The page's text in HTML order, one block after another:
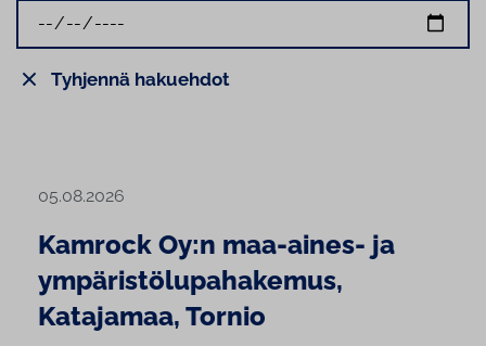
05.08.2026
Kamrock Oy:n maa-aines- ja
ympäristölupahakemus,
Katajamaa, Tornio
Tyhjennä hakuehdot